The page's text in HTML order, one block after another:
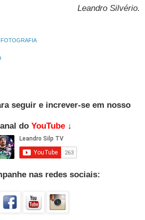
Leandro Silvério.
seguir e increver-se em nosso
do YouTube ↓
nas redes sociais: